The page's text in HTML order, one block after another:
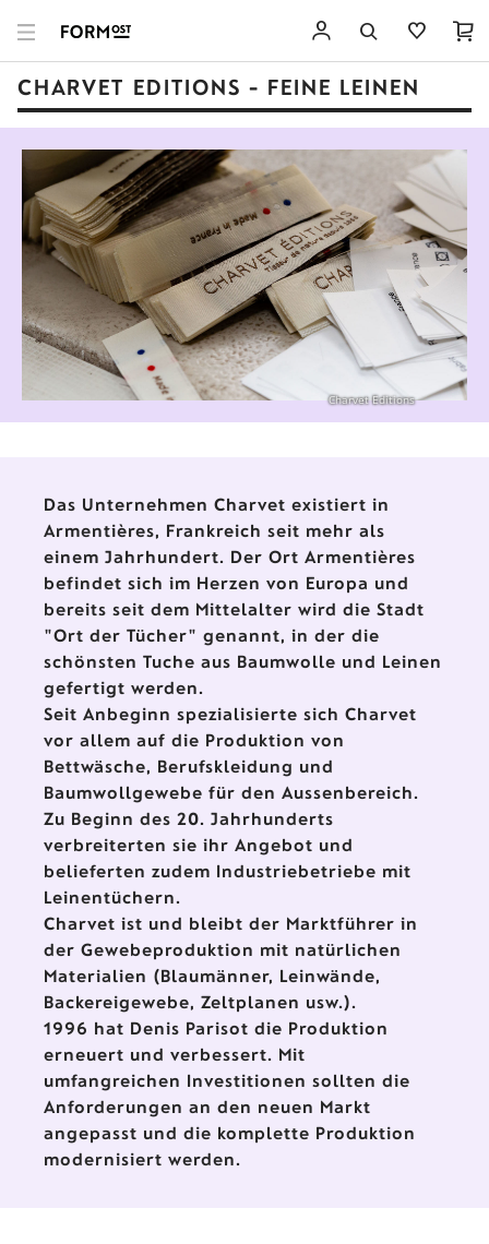
CHARVET EDITIONS - FEINE LEINEN
Charvet Editions
Das Unternehmen Charvet existiert in
Armentières, Frankreich seit mehr als
einem Jahrhundert. Der Ort Armentières
befindet sich im Herzen von Europa und
bereits seit dem Mittelalter wird die Stadt
"Ort der Tücher" genannt, in der die
schönsten Tuche aus Baumwolle und Leinen
gefertigt werden.
Seit Anbeginn spezialisierte sich Charvet
vor allem auf die Produktion von
Bettwäsche, Berufskleidung und
Baumwollgewebe für den Aussenbereich.
Zu Beginn des 20. Jahrhunderts
verbreiterten sie ihr Angebot und
belieferten zudem Industriebetriebe mit
Leinentüchern.
Charvet ist und bleibt der Marktführer in
der Gewebeproduktion mit natürlichen
Materialien (Blaumänner, Leinwände,
Backereigewebe, Zeltplanen usw.).
1996 hat Denis Parisot die Produktion
erneuert und verbessert. Mit
umfangreichen Investitionen sollten die
Anforderungen an den neuen Markt
angepasst und die komplette Produktion
modernisiert werden.